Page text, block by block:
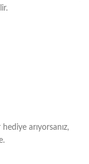
arıyorsanız,